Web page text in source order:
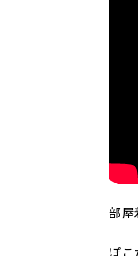
部屋
ぽ